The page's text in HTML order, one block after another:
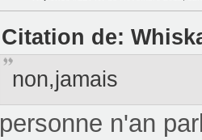
Citation de:
non,jamais
personne n'an